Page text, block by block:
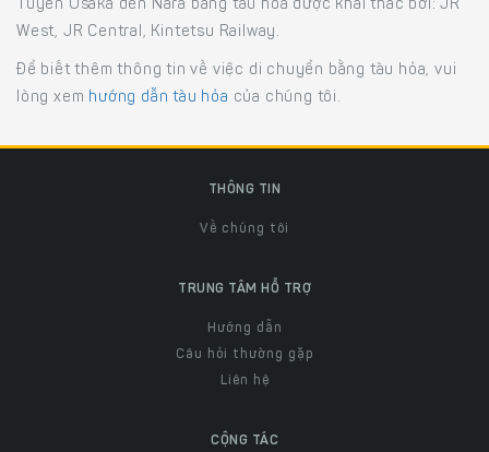
Tuyến Osaka đến Nara bằng tàu hỏa được khai thác bởi: JR
West, JR Central, Kintetsu Railway.
Để biết thêm thông tin về việc di chuyển bằng tàu hỏa, vui
lòng xem hướng dẫn tàu hỏa của chúng tôi.
THÔNG TIN
Về chúng tôi
TRUNG TÂM HỖ TRỢ
Hướng dẫn
Câu hỏi thường gặp
Liên hệ
CỘNG TÁC